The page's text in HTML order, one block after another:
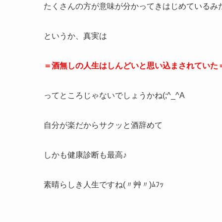
たくさんの方が意味が分かってきはじめているみ
というか、真実は
＝酒無しの人生はしんどいと思い込まされていた
ってところじゃないでしょうかね(;^_^A
自分が楽だからサクッと酒辞めて
しかも健康診断も最高♪
素晴らしき人生ですね(〃艸〃)ﾑﾌｯ